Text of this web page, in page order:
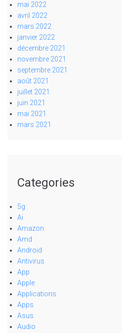
mai 2022
avril 2022
mars 2022
janvier 2022
décembre 2021
novembre 2021
septembre 2021
août 2021
juillet 2021
juin 2021
mai 2021
mars 2021
Categories
5g
Ai
Amazon
Amd
Android
Antivirus
App
Apple
Applications
Apps
Asus
Audio